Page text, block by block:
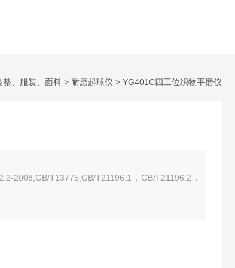
整、服装、面料 > 耐磨起球仪 > YG401C四工位织物平磨仪
2008,GB/T13775,GB/T21196.1，GB/T21196.2，